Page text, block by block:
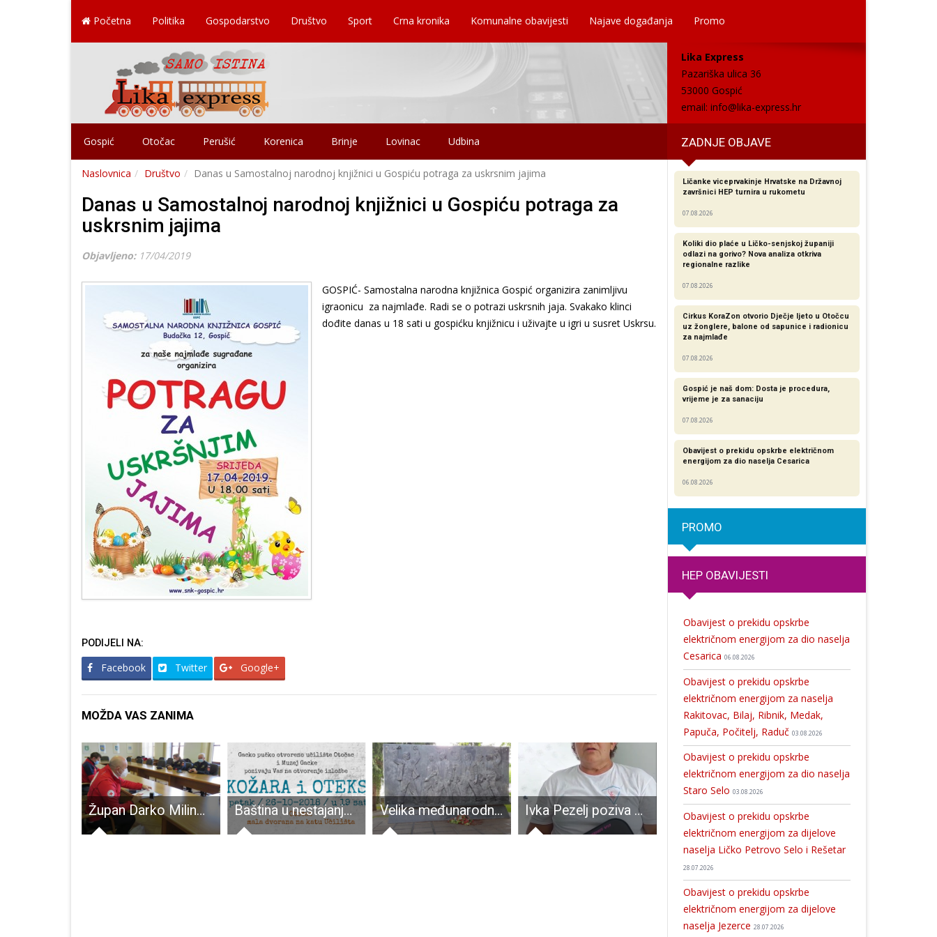
Početna Politika Gospodarstvo Društvo Sport Crna kronika Komunalne obavijesti Najave događanja Promo
Lika Express
Pazariška ulica 36
53000 Gospić
email: info@lika-express.hr
Gospić Otočac Perušić Korenica Brinje Lovinac Udbina ZADNJE OBJAVE
Naslovnica Društvo Danas u Samostalnoj narodnoj knjižnici u Gospiću potraga za uskrsnim jajima
Danas u Samostalnoj narodnoj knjižnici u Gospiću potraga za
uskrsnim jajima
Objavljeno: 17/04/2019
GOSPIĆ- Samostalna narodna knjižnica Gospić organizira zanimljivu
igraonicu za najmlađe. Radi se o potrazi uskrsnih jaja. Svakako klinci
dođite danas u 18 sati u gospićku knjižnicu i uživajte u igri u susret Uskrsu.
PODIJELI NA:
Facebook Twitter Google+
MOŽDA VAS ZANIMA
Župan Darko Milinović:”ako nemamo razumijevanja za te službe, onda za koga bi imali”! Baština u nestajanju: Kožara i Oteks Velika međunarodna podrška ostanku spomenika žrtvama fašizma u središtu Perušića Ivka Pezelj poziva sve ljude na redovne preglede kako bi na vrijeme otkrili karcinom i nastavili normalno živjeti Blagdan je Svete Lucije, SDP- Gospić u centru grada dijeli božićnu pšenicu
Ličanke viceprvakinje Hrvatske na Državnoj
završnici HEP turnira u rukometu
07.08.2026
Koliki dio plaće u Ličko-senjskoj županiji
odlazi na gorivo? Nova analiza otkriva
regionalne razlike​
07.08.2026
Cirkus KoraZon otvorio Dječje ljeto u Otočcu
uz žonglere, balone od sapunice i radionicu
za najmlađe
07.08.2026
Gospić je naš dom: Dosta je procedura,
vrijeme je za sanaciju
07.08.2026
Obavijest o prekidu opskrbe električnom
energijom za dio naselja Cesarica
06.08.2026
PROMO
HEP OBAVIJESTI
Obavijest o prekidu opskrbe
električnom energijom za dio naselja
Cesarica 06.08.2026
Obavijest o prekidu opskrbe
električnom energijom za naselja
Rakitovac, Bilaj, Ribnik, Medak,
Papuča, Počitelj, Raduč 03.08.2026
Obavijest o prekidu opskrbe
električnom energijom za dio naselja
Staro Selo 03.08.2026
Obavijest o prekidu opskrbe
električnom energijom za dijelove
naselja Ličko Petrovo Selo i Rešetar
28.07.2026
Obavijest o prekidu opskrbe
električnom energijom za dijelove
naselja Jezerce 28.07.2026